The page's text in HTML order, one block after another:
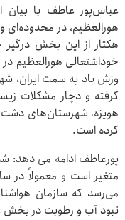
عباس‌پور عاطف با
هکتار از این بخش
خوداشتعالی هورالعظیم
وزش باد به سمت ایران،
گرفته و دچار مشکلات
هویزه، شهرستان‌های دشت
کرده است.
پورعاطف ادامه می دهد:
می‌رسد که سازمان
نبود آب و رطوبت در بخش